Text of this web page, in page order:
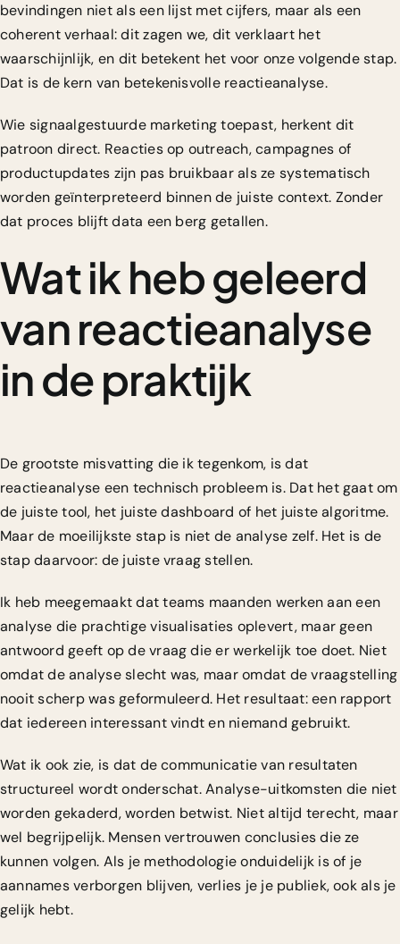
bevindingen niet als een lijst met cijfers, maar als een
coherent verhaal: dit zagen we, dit verklaart het
waarschijnlijk, en dit betekent het voor onze volgende stap.
Dat is de kern van betekenisvolle reactieanalyse.
Wie signaalgestuurde marketingtoepast, herkent dit
patroon direct. Reacties op outreach, campagnes of
productupdates zijn pas bruikbaar als ze systematisch
worden geïnterpreteerd binnen de juiste context. Zonder
dat proces blijft data een berg getallen.
Wat ik heb geleerd
van reactieanalyse
in de praktijk
De grootste misvatting die ik tegenkom, is dat
reactieanalyse een technisch probleem is. Dat het gaat om
de juiste tool, het juiste dashboard of het juiste algoritme.
Maar de moeilijkste stap is niet de analyse zelf. Het is de
stap daarvoor: de juiste vraag stellen.
Ik heb meegemaakt dat teams maanden werken aan een
analyse die prachtige visualisaties oplevert, maar geen
antwoord geeft op de vraag die er werkelijk toe doet. Niet
omdat de analyse slecht was, maar omdat de vraagstelling
nooit scherp was geformuleerd. Het resultaat: een rapport
dat iedereen interessant vindt en niemand gebruikt.
Wat ik ook zie, is dat de communicatie van resultaten
structureel wordt onderschat. Analyse-uitkomsten die niet
worden gekaderd, worden betwist. Niet altijd terecht, maar
wel begrijpelijk. Mensen vertrouwen conclusies die ze
kunnen volgen. Als je methodologie onduidelijk is of je
aannames verborgen blijven, verlies je je publiek, ook als je
gelijk hebt.